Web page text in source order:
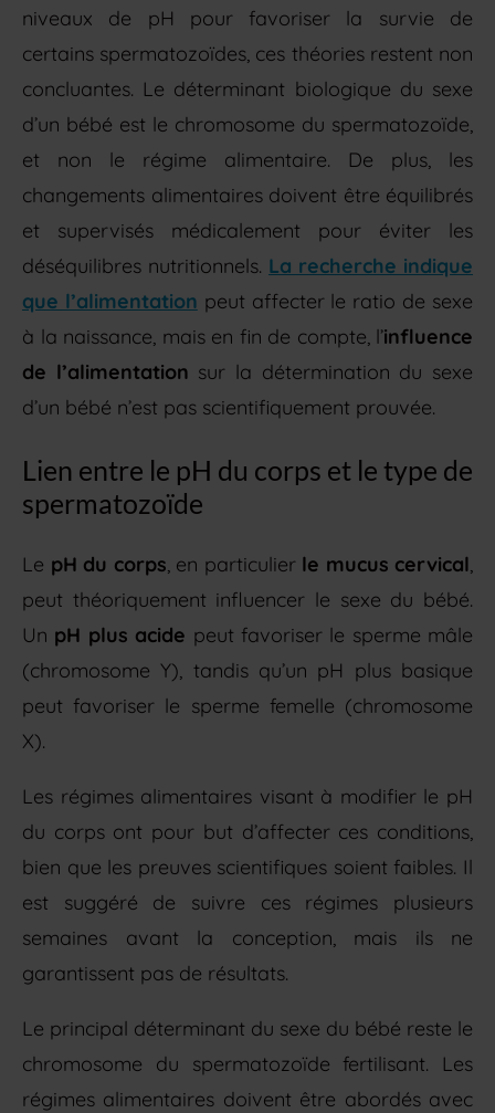
niveaux de pH pour favoriser la survie de
certains spermatozoïdes, ces théories restent non
concluantes. Le déterminant biologique du sexe
d’un bébé est le chromosome du spermatozoïde,
et non le régime alimentaire. De plus, les
changements alimentaires doivent être équilibrés
et supervisés médicalement pour éviter les
déséquilibres nutritionnels. La recherche indique
que l’alimentation peut affecter le ratio de sexe
à la naissance, mais en fin de compte, l’influence
de l’alimentation sur la détermination du sexe
d’un bébé n’est pas scientifiquement prouvée.
Lien entre le pH du corps et le type de
spermatozoïde
Le pH du corps, en particulier le mucus cervical,
peut théoriquement influencer le sexe du bébé.
Un pH plus acide peut favoriser le sperme mâle
(chromosome Y), tandis qu’un pH plus basique
peut favoriser le sperme femelle (chromosome
X).
Les régimes alimentaires visant à modifier le pH
du corps ont pour but d’affecter ces conditions,
bien que les preuves scientifiques soient faibles. Il
est suggéré de suivre ces régimes plusieurs
semaines avant la conception, mais ils ne
garantissent pas de résultats.
Le principal déterminant du sexe du bébé reste le
chromosome du spermatozoïde fertilisant. Les
régimes alimentaires doivent être abordés avec